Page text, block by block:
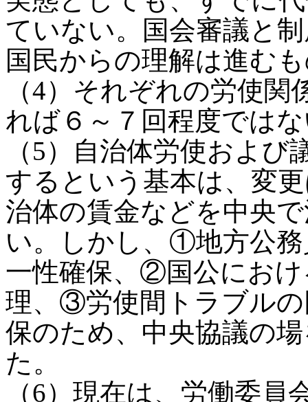
ていない。国会審議と
国民からの理解は進む
（4）それぞれの労使
れば６～７回程度では
（5）自治体労使およ
するという基本は、変
治体の賃金などを中央
い。しかし、①地方公
一性確保、②国公にお
理、③労使間トラブル
保のため、中央協議の
た。
（6）現在は、労働委